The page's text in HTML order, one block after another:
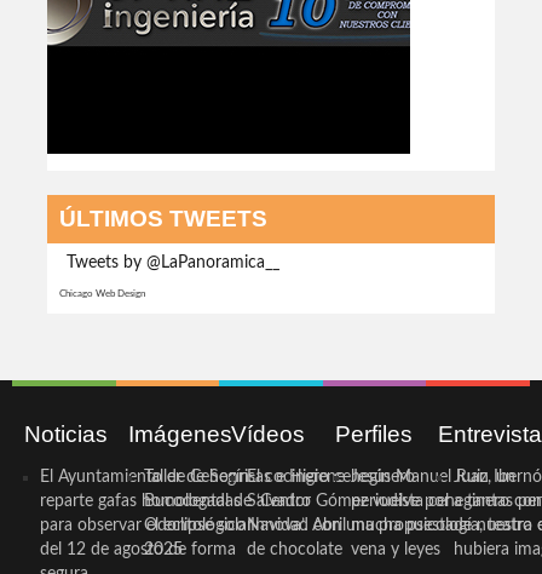
ÚLTIMOS TWEETS
Tweets by @LaPanoramica__
Chicago Web Design
Noticias
El Ayuntamiento de Cehegín
reparte gafas homologadas
para observar el eclipse solar
del 12 de agosto de forma
Imágenes
Taller de Sonrisas e Higiene
Bucodental de ‘Centro
Odontológico Innova’. Abril
2025
Vídeos
El cocinero ceheginero
Salvador Gómez vuelve por
Navidad con una propuesta
de chocolate
Perfiles
Jesús Manuel Ruiz, un
periodista ceheginero con
mucha psicología, teatro
vena y leyes
Juan
a tantas
de nuestra
hubiera